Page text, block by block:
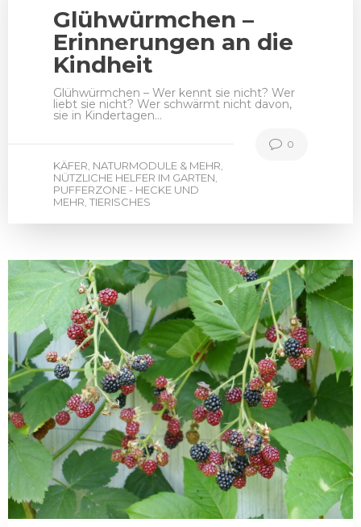
Glühwürmchen –
Erinnerungen an die
Kindheit
Glühwürmchen – Wer kennt sie nicht? Wer
liebt sie nicht? Wer schwärmt nicht davon,
sie in Kindertagen…
KÄFER, NATURMODULE & MEHR,
NÜTZLICHE HELFER IM GARTEN,
PUFFERZONE - HECKE UND
MEHR, TIERISCHES
0